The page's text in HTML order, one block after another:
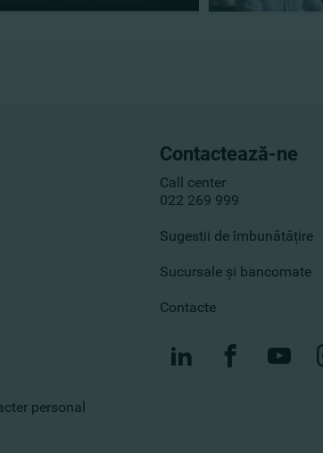
personal
Contactează-ne
Call center
022 269 999
Sugestii de îmbunătățire
Sucursale și bancomate
Contacte